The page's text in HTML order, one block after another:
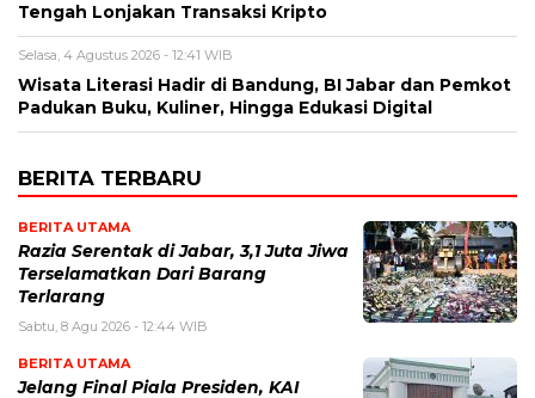
Tengah Lonjakan Transaksi Kripto
Selasa, 4 Agustus 2026 - 12:41 WIB
Wisata Literasi Hadir di Bandung, BI Jabar dan Pemkot
Padukan Buku, Kuliner, Hingga Edukasi Digital
BERITA TERBARU
BERITA UTAMA
Razia Serentak di Jabar, 3,1 Juta Jiwa
Terselamatkan Dari Barang
Terlarang
Sabtu, 8 Agu 2026 - 12:44 WIB
BERITA UTAMA
Jelang Final Piala Presiden, KAI